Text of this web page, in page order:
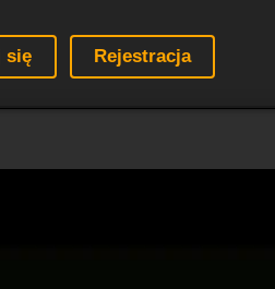
się Rejestracja